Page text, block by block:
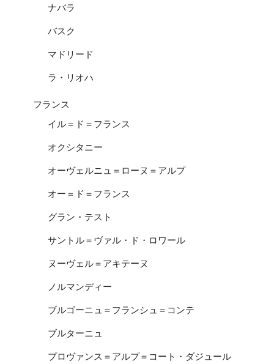
ナバラ
バスク
マドリード
ラ・リオハ
フランス
イル＝ド＝フランス
オクシタニー
オーヴェルニュ＝ローヌ＝アルプ
オー＝ド＝フランス
グラン・テスト
サントル＝ヴァル・ド・ロワール
ヌーヴェル＝アキテーヌ
ノルマンディー
ブルゴーニュ＝フランシュ＝コンテ
ブルターニュ
プロヴァンス＝アルプ＝コート・ダジュール